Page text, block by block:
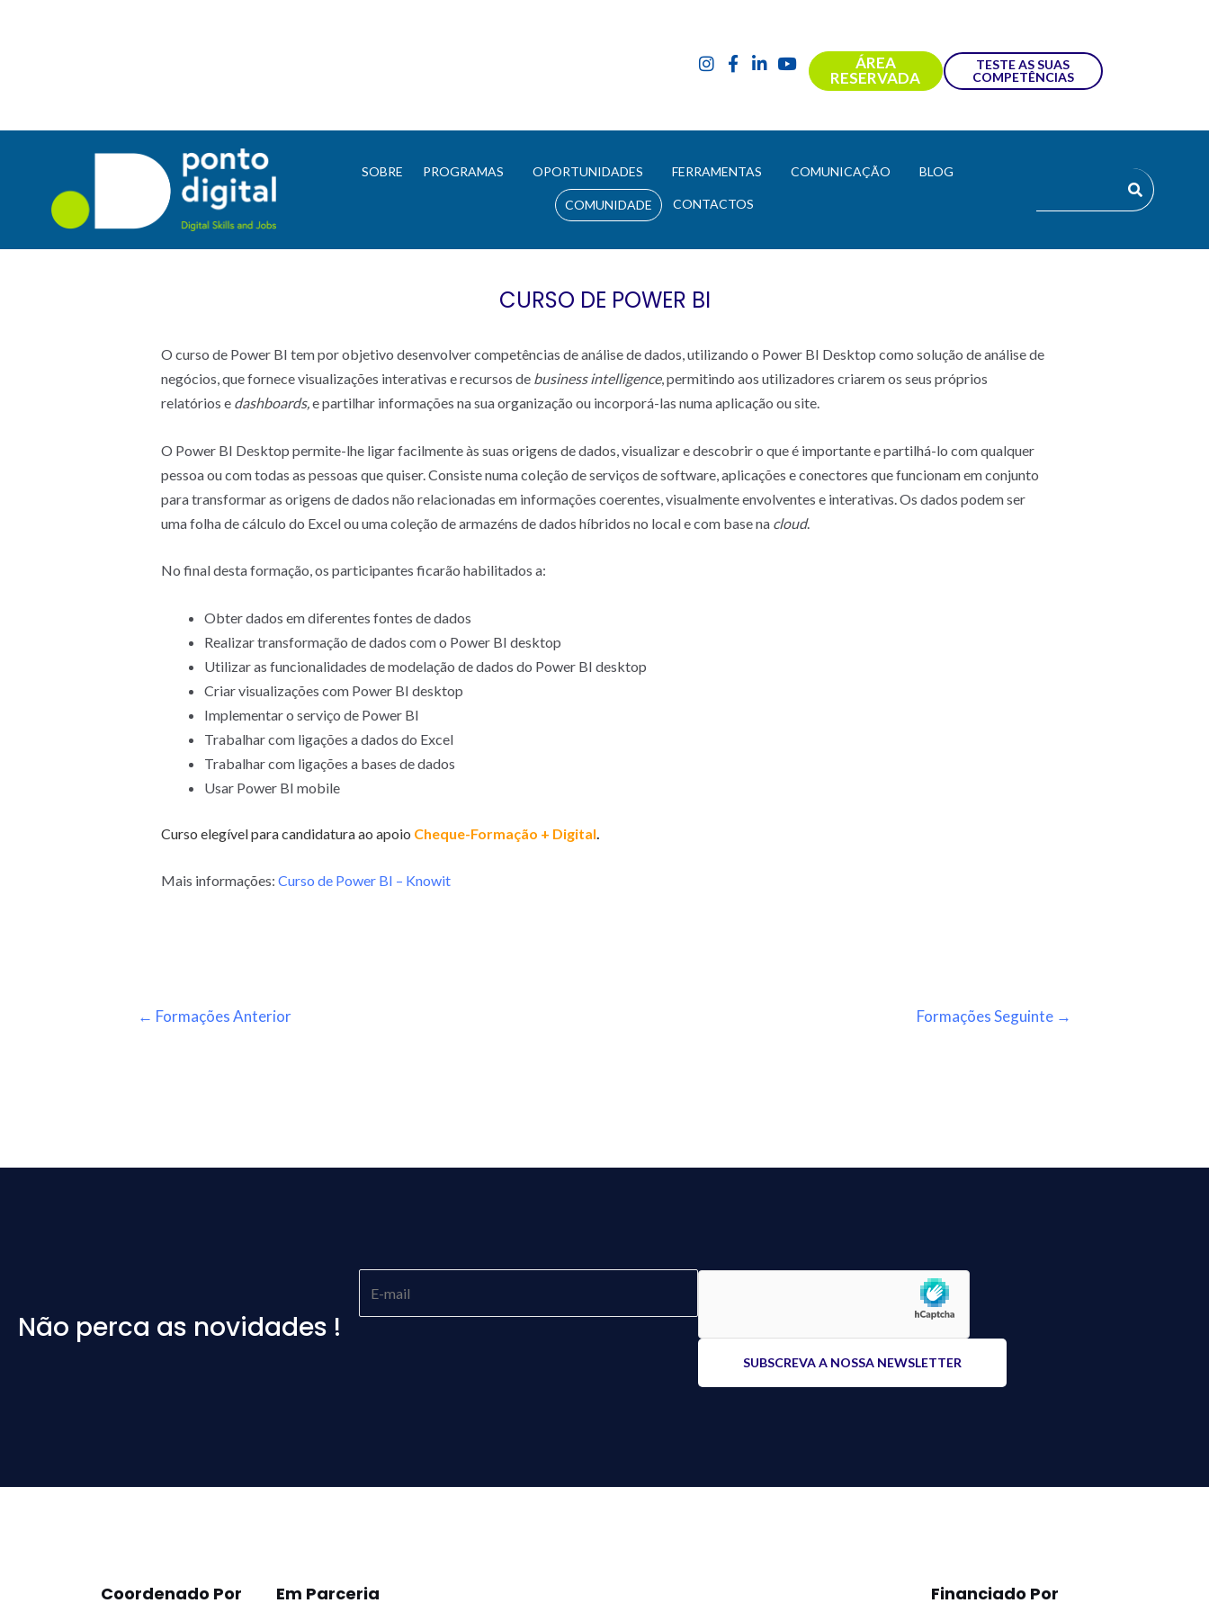
ÁREA
RESERVADA
TESTE AS SUAS
COMPETÊNCIAS
SOBRE PROGRAMAS OPORTUNIDADES FERRAMENTAS COMUNICAÇÃO BLOG
COMUNIDADE CONTACTOS
CURSO DE POWER BI
O curso de Power BI tem por objetivo desenvolver competências de análise de dados, utilizando o Power BI Desktop como solução de análise de
negócios, que fornece visualizações interativas e recursos de business intelligence, permitindo aos utilizadores criarem os seus próprios
relatórios e dashboards,e partilhar informações na sua organização ou incorporá-las numa aplicação ou site.
O Power BI Desktop permite-lhe ligar facilmente às suas origens de dados, visualizar e descobrir o que é importante e partilhá-lo com qualquer
pessoa ou com todas as pessoas que quiser. Consiste numa coleção de serviços de software, aplicações e conectores que funcionam em conjunto
para transformar as origens de dados não relacionadas em informações coerentes, visualmente envolventes e interativas. Os dados podem ser
uma folha de cálculo do Excel ou uma coleção de armazéns de dados híbridos no local e com base na cloud.
No final desta formação, os participantes ficarão habilitados a:
Obter dados em diferentes fontes de dados
Realizar transformação de dados com o Power BI desktop
Utilizar as funcionalidades de modelação de dados do Power BI desktop
Criar visualizações com Power BI desktop
Implementar o serviço de Power BI
Trabalhar com ligações a dados do Excel
Trabalhar com ligações a bases de dados
Usar Power BI mobile
Curso elegível para candidatura ao apoio Cheque-Formação + Digital
Mais informações: Curso de Power BI – Knowit
← Formações Anterior Formações Seguinte →
Não perca as novidades !
Coordenado Por Em Parceria Financiado Por